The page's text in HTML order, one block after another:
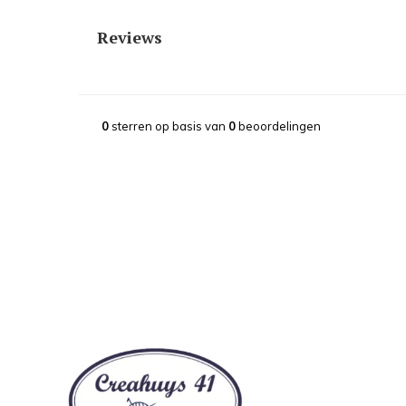
Reviews
0sterren op basis van 0beoordelingen